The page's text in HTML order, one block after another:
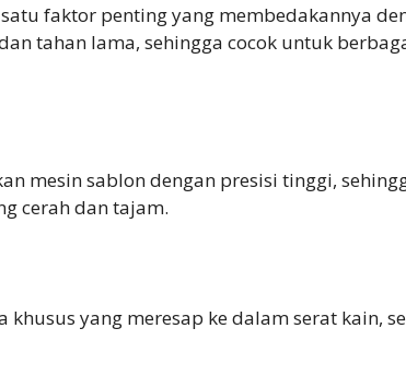
faktor penting yang membedakannya
tahan lama, sehingga cocok untuk
mesin sablon dengan presisi tinggi,
cerah dan tajam.
khusus yang meresap ke dalam serat kain,